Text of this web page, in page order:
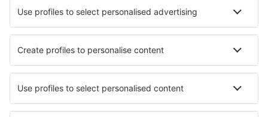
Cele mai bune hoteluri - orașe
Hoteluri în Delmar Hoteluri în Sainte-Adresse
Hoteluri în Playa es Figueral Hoteluri în Starše
Hoteluri în Kirchberg Ob Der Donau Hoteluri în Borgo Faiti